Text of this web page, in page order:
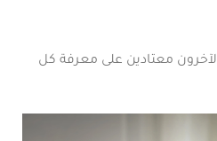
معتادين على معرفة كل